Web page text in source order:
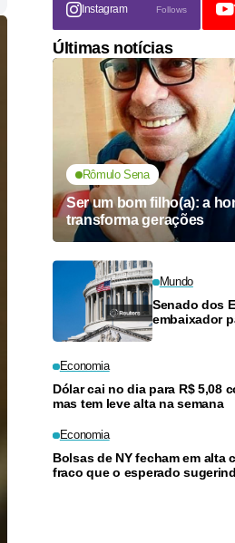
Instagram Follows
Últimas notícias
Rômulo Sena
Ser um bom filho(a): a
transforma gerações
Mundo
Senado dos
embaixador
Economia
Dólar cai no dia para R$ 5,08
mas tem leve alta na semana
Economia
Bolsas de NY fecham em alta
fraco que o esperado